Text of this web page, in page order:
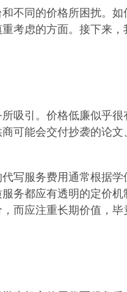
不同的价格所困扰。
考虑的方面。接下来
吸引。价格低廉似乎
可能会交付抄袭的论
写服务费用通常根据
务都应有透明的定价
而应注重长期价值，